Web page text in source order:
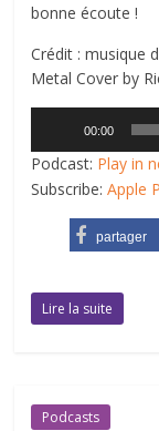
bonne écoute !
Crédit : musique
Metal Cover by
audio
00:00
Podcast: Play in
Subscribe:Apple
partager
Lire la suite
Podcasts